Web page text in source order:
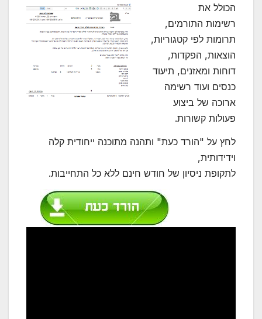
הכולל את
רשימות התורמים,
תרומות לפי קטגוריות,
הוצאות, הפקדות,
דוחות ומאזנים, תיעוד
כנסים ועוד רשימה
ארוכה של ביצוע
פעולות קשורות.
לחץ על "הורד כעת" ותהנה מתוכנה ייחודית קלה
וידידותית,
לתקופת ניסיון של חודש חינם ללא כל התחייבות.